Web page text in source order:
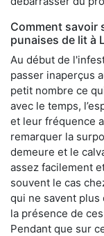
Comment savoir
punaises de lit à
Au début de
passer inaperçus
petit nombre ce
avec le temps,
et leur fréquence
remarquer la
demeure et le
assez facilement
souvent le cas
qui ne savent plus
la présence de
Pendant que sur